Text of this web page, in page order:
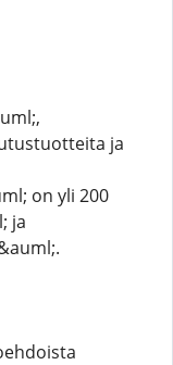
ja
on yli 200
ja